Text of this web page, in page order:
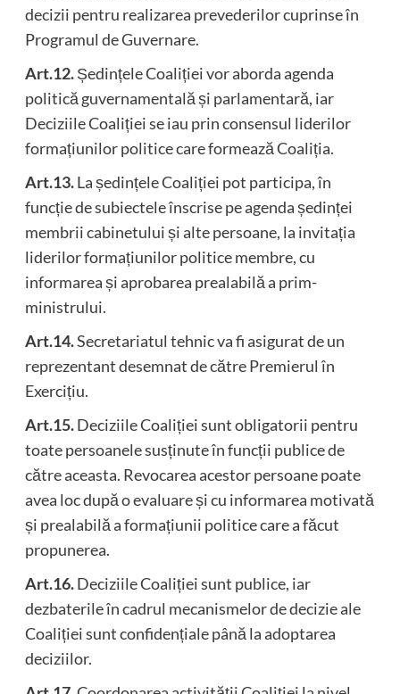
decizii pentru realizarea prevederilor cuprinse în
Programul de Guvernare.
Art.12.Ședințele Coaliției vor aborda agenda
politică guvernamentală și parlamentară, iar
Deciziile Coaliției se iau prin consensul liderilor
formațiunilor politice care formează Coaliția.
Art.13.La ședințele Coaliției pot participa, în
funcție de subiectele înscrise pe agenda ședinței
membrii cabinetului și alte persoane, la invitația
liderilor formațiunilor politice membre, cu
informarea și aprobarea prealabilă a prim-
ministrului.
Art.14.Secretariatul tehnic va fi asigurat de un
reprezentant desemnat de către Premierul în
Exercițiu.
Art.15.Deciziile Coaliției sunt obligatorii pentru
toate persoanele susținute în funcții publice de
către aceasta. Revocarea acestor persoane poate
avea loc după o evaluare și cu informarea motivată
și prealabilă a formațiunii politice care a făcut
propunerea.
Art.16.Deciziile Coaliției sunt publice, iar
dezbaterile în cadrul mecanismelor de decizie ale
Coaliției sunt confidențiale până la adoptarea
deciziilor.